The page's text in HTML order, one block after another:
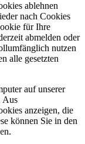
ablehnen
nach Cookies
für Ihre
abmelden oder
nutzen
alle gesetzten
auf unserer
Aus
anzeigen, die
können Sie in den